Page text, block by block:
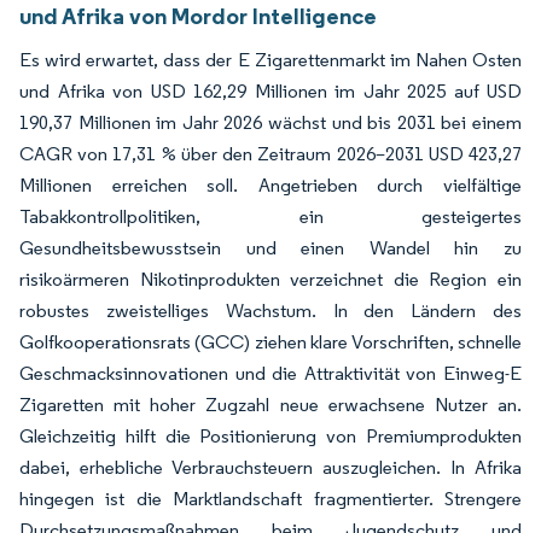
und Afrika von Mordor Intelligence
Es wird erwartet, dass der E Zigarettenmarkt im Nahen Osten
und Afrika von USD 162,29 Millionen im Jahr 2025 auf USD
190,37 Millionen im Jahr 2026 wächst und bis 2031 bei einem
CAGR von 17,31 % über den Zeitraum 2026–2031 USD 423,27
Millionen erreichen soll. Angetrieben durch vielfältige
Tabakkontrollpolitiken, ein gesteigertes
Gesundheitsbewusstsein und einen Wandel hin zu
risikoärmeren Nikotinprodukten verzeichnet die Region ein
robustes zweistelliges Wachstum. In den Ländern des
Golfkooperationsrats (GCC) ziehen klare Vorschriften, schnelle
Geschmacksinnovationen und die Attraktivität von Einweg-E
Zigaretten mit hoher Zugzahl neue erwachsene Nutzer an.
Gleichzeitig hilft die Positionierung von Premiumprodukten
dabei, erhebliche Verbrauchsteuern auszugleichen. In Afrika
hingegen ist die Marktlandschaft fragmentierter. Strengere